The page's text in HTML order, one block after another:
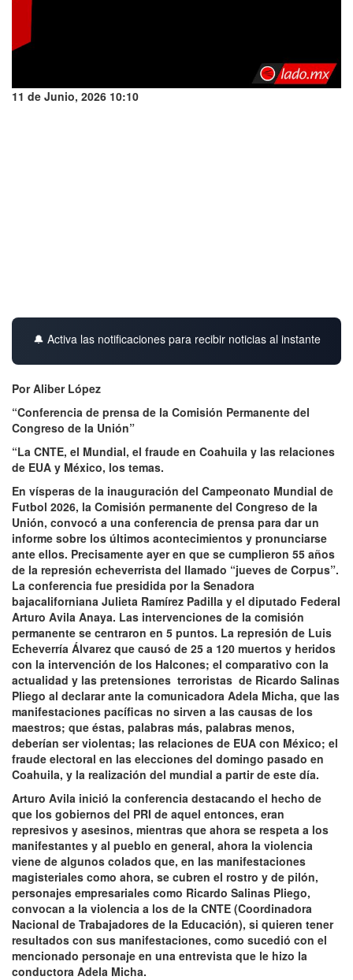
11 de Junio, 2026 10:10
🔔 Activa las notificaciones para recibir noticias al instante
Por Aliber López
“Conferencia de prensa de la Comisión Permanente del
Congreso de la Unión”
“La CNTE, el Mundial, el fraude en Coahuila y las relaciones
de EUA y México, los temas.
En vísperas de la inauguración del Campeonato Mundial de
Futbol 2026, la Comisión permanente del Congreso de la
Unión, convocó a una conferencia de prensa para dar un
informe sobre los últimos acontecimientos y pronunciarse
ante ellos. Precisamente ayer en que se cumplieron 55 años
de la represión echeverrista del llamado “jueves de Corpus”.
La conferencia fue presidida por la Senadora
bajacaliforniana Julieta Ramírez Padilla y el diputado Federal
Arturo Avila Anaya. Las intervenciones de la comisión
permanente se centraron en 5 puntos. La represión de Luis
Echeverría Álvarez que causó de 25 a 120 muertos y heridos
con la intervención de los Halcones; el comparativo con la
actualidad y las pretensiones terroristas de Ricardo Salinas
Pliego al declarar ante la comunicadora Adela Micha, que las
manifestaciones pacíficas no sirven a las causas de los
maestros; que éstas, palabras más, palabras menos,
deberían ser violentas; las relaciones de EUA con México; el
fraude electoral en las elecciones del domingo pasado en
Coahuila, y la realización del mundial a partir de este día.
Arturo Avila inició la conferencia destacando el hecho de
que los gobiernos del PRI de aquel entonces, eran
represivos y asesinos, mientras que ahora se respeta a los
manifestantes y al pueblo en general, ahora la violencia
viene de algunos colados que, en las manifestaciones
magisteriales como ahora, se cubren el rostro y de pilón,
personajes empresariales como Ricardo Salinas Pliego,
convocan a la violencia a los de la CNTE (Coordinadora
Nacional de Trabajadores de la Educación), si quieren tener
resultados con sus manifestaciones, como sucedió con el
mencionado personaje en una entrevista que le hizo la
conductora Adela Micha.